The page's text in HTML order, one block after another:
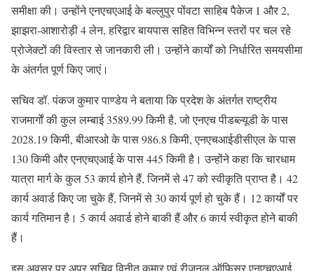
समीक्षा की। उन्होंने एनएचएआई के बल्लुपुर पोंवटा साहिब पैकेज 1 और 2,
झाझरा-आशारोड़ी 4 लेन, हरिद्वार बायपास सहित विभिन्न स्तरों पर चल रहे
प्रोजेक्टों की विस्तार से जानकारी ली। उन्होंने कार्यों को निर्धारित समयसीमा
के अंतर्गत पूर्ण किए जाएं।
सचिव डॉ. पंकज कुमार पाण्डेय ने बताया कि प्रदेश के अंतर्गत राष्ट्रीय
राजमार्गाें की कुल लम्बाई 3589.99 किमी है, जो एनएच पीडब्ल्यूडी के पास
2028.19 किमी, बीआरओ के पास 986.8 किमी, एनएचआईडीसीएल के पास
130 किमी और एनएचएआई के पास 445 किमी है। उन्होंने कहा कि चारधाम
यात्रा मार्ग के कुल 53 कार्य होने हैं, जिनमें से 47 को स्वीकृति प्राप्त है। 42
कार्य अवार्ड किए जा चुके हैं, जिनमें से 30 कार्य पूर्ण हो चुके हैं। 12 कार्यों पर
कार्य गतिमान है। 5 कार्य अवार्ड होने बाकी हैं और 6 कार्य स्वीकृत होने बाकी
हैं।
इस अवसर पर अपर सचिव विनीत कुमार एवं रीजनल ऑफिसर एनएचएआई